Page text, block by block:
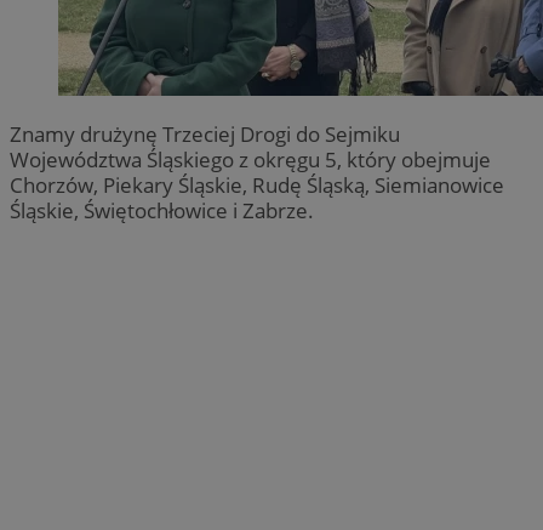
Znamy drużynę Trzeciej Drogi do Sejmiku
Województwa Śląskiego z okręgu 5, który obejmuje
Chorzów, Piekary Śląskie, Rudę Śląską, Siemianowice
Śląskie, Świętochłowice i Zabrze.